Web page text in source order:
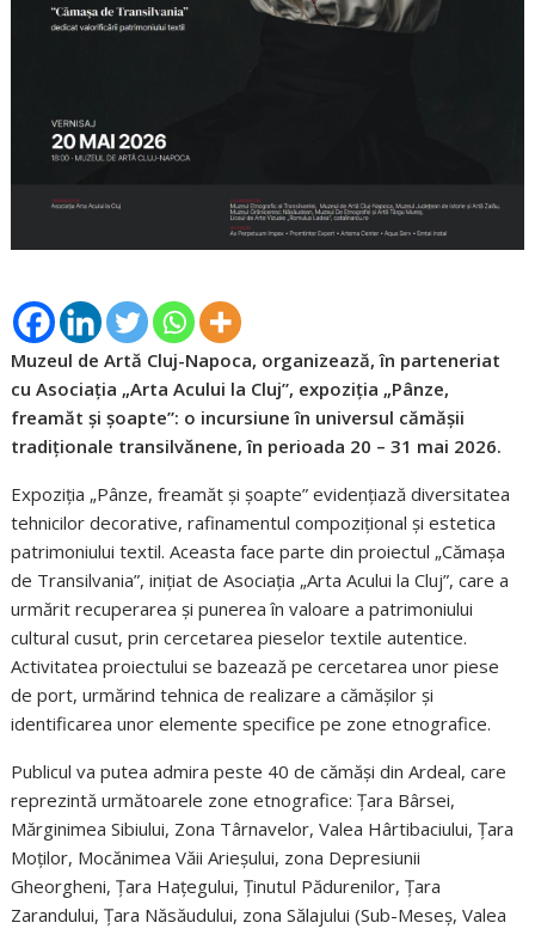
Muzeul de Artă Cluj-Napoca, organizează, în parteneriat
cu Asociația „Arta Acului la Cluj”, expoziția „Pânze,
freamăt și șoapte”: o incursiune în universul cămășii
tradiționale transilvănene, în perioada 20 – 31 mai 2026.
Expoziția „Pânze, freamăt și șoapte” evidențiază diversitatea
tehnicilor decorative, rafinamentul compozițional și estetica
patrimoniului textil. Aceasta face parte din proiectul „Cămașa
de Transilvania”, inițiat de Asociația „Arta Acului la Cluj”, care a
urmărit recuperarea și punerea în valoare a patrimoniului
cultural cusut, prin cercetarea pieselor textile autentice.
Activitatea proiectului se bazează pe cercetarea unor piese
de port, urmărind tehnica de realizare a cămășilor și
identificarea unor elemente specifice pe zone etnografice.
Publicul va putea admira peste 40 de cămăși din Ardeal, care
reprezintă următoarele zone etnografice: Țara Bârsei,
Mărginimea Sibiului, Zona Târnavelor, Valea Hârtibaciului, Țara
Moților, Mocănimea Văii Arieșului, zona Depresiunii
Gheorgheni, Țara Hațegului, Ținutul Pădurenilor, Țara
Zarandului, Țara Năsăudului, zona Sălajului (Sub-Meseș, Valea